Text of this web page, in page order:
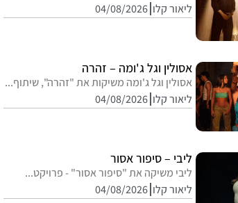
ליאור קלו 04/08/2026
אסולין וגל ג'ומה – זהרה
אסולין וגל ג'ומה משיקות את "זהרה", שיתוף...
ליאור קלו 04/08/2026
ליבי – סיפור אסור
ליבי משיקה את "סיפור אסור" - פרויקט...
ליאור קלו 04/08/2026